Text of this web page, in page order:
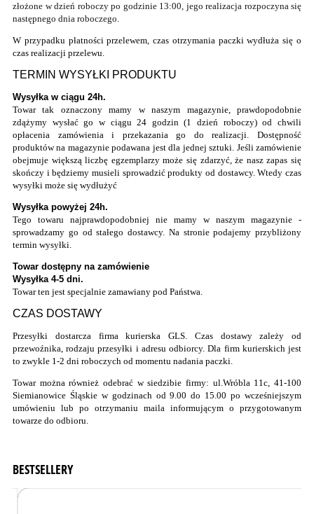
złożone w dzień roboczy po godzinie 13:00, jego realizacja rozpoczyna się
następnego dnia roboczego.
W przypadku płatności przelewem, czas otrzymania paczki wydłuża się o
czas realizacji przelewu.
TERMIN WYSYŁKI PRODUKTU
Wysyłka w ciągu 24h.
Towar tak oznaczony mamy w naszym magazynie, prawdopodobnie
zdążymy wysłać go w ciągu 24 godzin (1 dzień roboczy) od chwili
opłacenia zamówienia i przekazania go do realizacji. Dostępność
produktów na magazynie podawana jest dla jednej sztuki. Jeśli zamówienie
obejmuje większą liczbę egzemplarzy może się zdarzyć, że nasz zapas się
skończy i będziemy musieli sprowadzić produkty od dostawcy. Wtedy czas
wysyłki może się wydłużyć
Wysyłka powyżej 24h.
Tego towaru najprawdopodobniej nie mamy w naszym magazynie -
sprowadzamy go od stałego dostawcy. Na stronie podajemy przybliżony
termin wysyłki.
Towar dostępny na zamówienie
Wysyłka 4-5 dni.
Towar ten jest specjalnie zamawiany pod Państwa.
CZAS DOSTAWY
Przesyłki dostarcza firma kurierska GLS. Czas dostawy zależy od
przewoźnika, rodzaju przesyłki i adresu odbiorcy. Dla firm kurierskich jest
to zwykle 1-2 dni roboczych od momentu nadania paczki.
Towar można również odebrać w siedzibie firmy: ul.Wróbla 11c, 41-100
Siemianowice Śląskie w godzinach od 9.00 do 15.00 po wcześniejszym
umówieniu lub po otrzymaniu maila informującym o przygotowanym
towarze do odbioru.
BESTSELLERY